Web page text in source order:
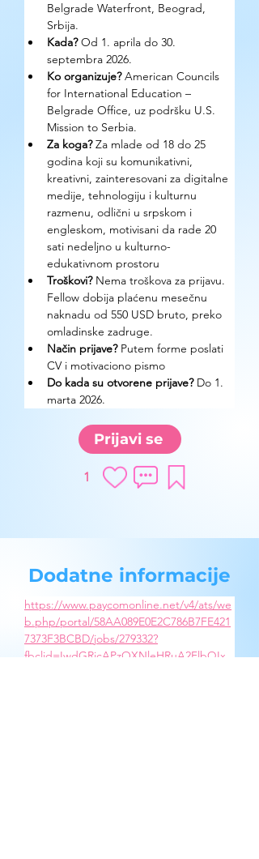
Belgrade Waterfront, Beograd,
Srbija.
Kada? Od 1. aprila do 30.
septembra 2026.
Ko organizuje? American Councils
for International Education –
Belgrade Office, uz podršku U.S.
Mission to Serbia.
Za koga? Za mlade od 18 do 25
godina koji su komunikativni,
kreativni, zainteresovani za digitalne
medije, tehnologiju i kulturnu
razmenu, odlični u srpskom i
engleskom, motivisani da rade 20
sati nedeljno u kulturno-
edukativnom prostoru
Troškovi? Nema troškova za prijavu.
Fellow dobija plaćenu mesečnu
naknadu od 550 USD bruto, preko
omladinske zadruge.
Način prijave? Putem forme poslati
CV i motivaciono pismo
Do kada su otvorene prijave? Do 1.
marta 2026.
Prijavi se
1
Dodatne informacije
https://www.paycomonline.net/v4/ats/we
b.php/portal/58AA089E0E2C786B7FE421
7373F3BCBD/jobs/279332?
fbclid=IwdGRjcAPzOXNleHRuA2FlbQIx